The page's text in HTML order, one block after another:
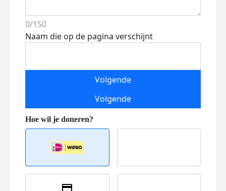
0/150
Naam die op de pagina verschijnt
Volgende
Volgende